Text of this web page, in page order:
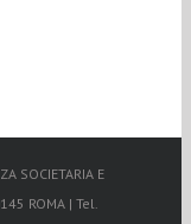
SOCIETARIA E
ROMA | Tel.